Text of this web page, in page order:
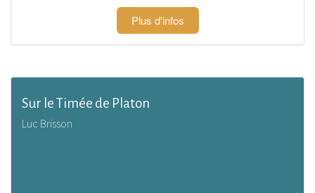
Plus d'infos
Sur le Timée de Platon
Luc Brisson